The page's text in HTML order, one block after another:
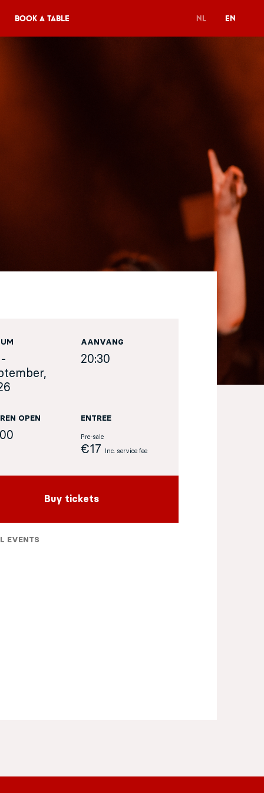
Book a table NL EN
AANVANG
20:30
OPEN ENTREE
Pre-sale
€17 Inc. service fee
Buy tickets
EVENTS